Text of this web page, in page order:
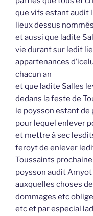
que vifs estant audit
lieux dessus
et aussi que ladite
vie durant sur ledit
appartenances
chacun an
et que ladite Salles
dedans la feste de
le poysson estant
pour lequel enlever
et mettre à sec
feroyt de enlever
Toussaints
poysson audit Amyot
auxquelles choses
dommages etc
etc et par especial